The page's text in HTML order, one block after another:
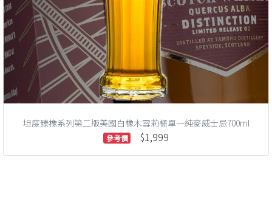
坦度臻橡系列第二版美國白橡木雪莉桶單一純麥威士忌700ml
參考價 $1,999